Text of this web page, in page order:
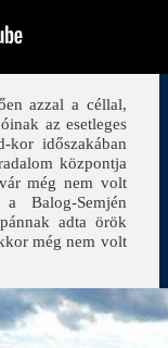
azzal a céllal,
az esetleges
kor időszakában
központja
még nem volt
Balog-Semjén
adta örök
még nem volt